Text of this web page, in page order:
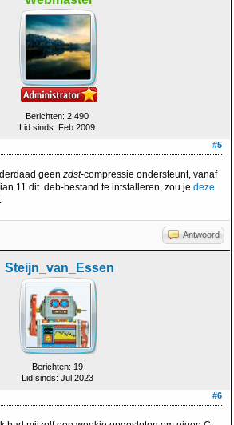
Berichten: 2.490
Lid sinds: Feb 2009
#5
geen zdst-compressie ondersteunt, vanaf
11 dit .deb-bestand te intstalleren, zou je deze
Antwoord
Steijn_van_Essen
Berichten: 19
Lid sinds: Jul 2023
#6